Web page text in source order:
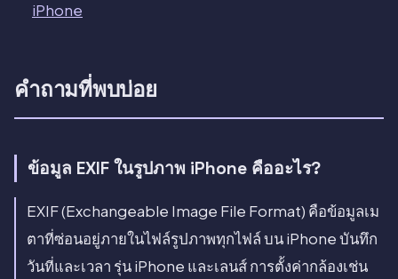
iPhone
คำถามที่พบบ่อย
ข้อมูล EXIF ในรูปภาพ iPhone คืออะไร?
EXIF (Exchangeable Image File Format) คือข้อมูลเม
ตาที่ซ่อนอยู่ภายในไฟล์รูปภาพทุกไฟล์ บน iPhone บันทึก
วันที่และเวลา รุ่น iPhone และเลนส์ การตั้งค่ากล้องเช่น